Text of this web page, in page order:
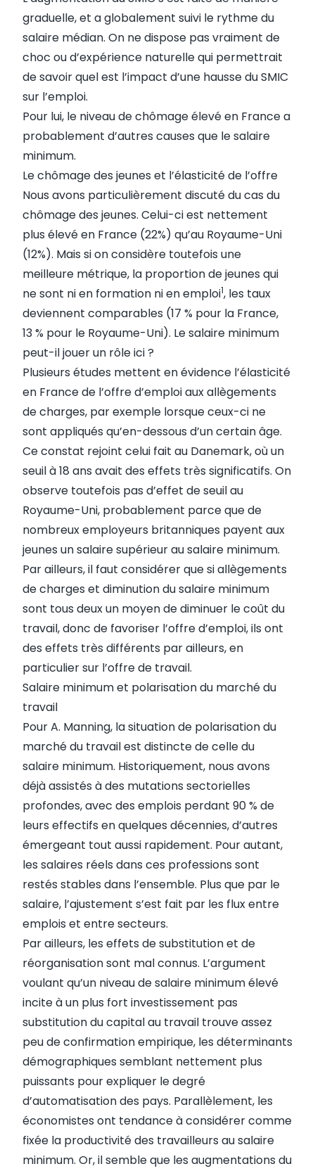
graduelle, et a globalement suivi le rythme du
salaire médian. On ne dispose pas vraiment de
choc ou d’expérience naturelle qui permettrait
de savoir quel est l’impact d’une hausse du SMIC
sur l’emploi.
Pour lui, le niveau de chômage élevé en France a
probablement d’autres causes que le salaire
minimum.
Le chômage des jeunes et l’élasticité de l’offre
Nous avons particulièrement discuté du cas du
chômage des jeunes. Celui-ci est nettement
plus élevé en France (22%) qu’au Royaume-Uni
(12%). Mais si on considère toutefois une
meilleure métrique, la proportion de jeunes qui
ne sont ni en formation ni en emploi1, les taux
deviennent comparables (17 % pour la France,
13 % pour le Royaume-Uni). Le salaire minimum
peut-il jouer un rôle ici ?
Plusieurs études mettent en évidence l’élasticité
en France de l’offre d’emploi aux allègements
de charges, par exemple lorsque ceux-ci ne
sont appliqués qu’en-dessous d’un certain âge.
Ce constat rejoint celui fait au Danemark, où un
seuil à 18 ans avait des effets très significatifs. On
observe toutefois pas d’effet de seuil au
Royaume-Uni, probablement parce que de
nombreux employeurs britanniques payent aux
jeunes un salaire supérieur au salaire minimum.
Par ailleurs, il faut considérer que si allègements
de charges et diminution du salaire minimum
sont tous deux un moyen de diminuer le coût du
travail, donc de favoriser l’offre d’emploi, ils ont
des effets très différents par ailleurs, en
particulier sur l’offre de travail.
Salaire minimum et polarisation du marché du
travail
Pour A. Manning, la situation de polarisation du
marché du travail est distincte de celle du
salaire minimum. Historiquement, nous avons
déjà assistés à des mutations sectorielles
profondes, avec des emplois perdant 90 % de
leurs effectifs en quelques décennies, d’autres
émergeant tout aussi rapidement. Pour autant,
les salaires réels dans ces professions sont
restés stables dans l’ensemble. Plus que par le
salaire, l’ajustement s’est fait par les flux entre
emplois et entre secteurs.
Par ailleurs, les effets de substitution et de
réorganisation sont mal connus. L’argument
voulant qu’un niveau de salaire minimum élevé
incite à un plus fort investissement pas
substitution du capital au travail trouve assez
peu de confirmation empirique, les déterminants
démographiques semblant nettement plus
puissants pour expliquer le degré
d’automatisation des pays. Parallèlement, les
économistes ont tendance à considérer comme
fixée la productivité des travailleurs au salaire
minimum. Or, il semble que les augmentations du